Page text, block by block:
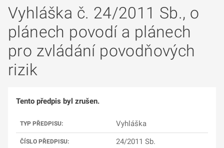
Vyhláška č. 24/2011 Sb., o
plánech povodí a plánech
pro zvládání povodňových
rizik
Tento předpis byl zrušen.
TYP PŘEDPISU: Vyhláška
ČÍSLO PŘEDPISU: 24/2011 Sb.